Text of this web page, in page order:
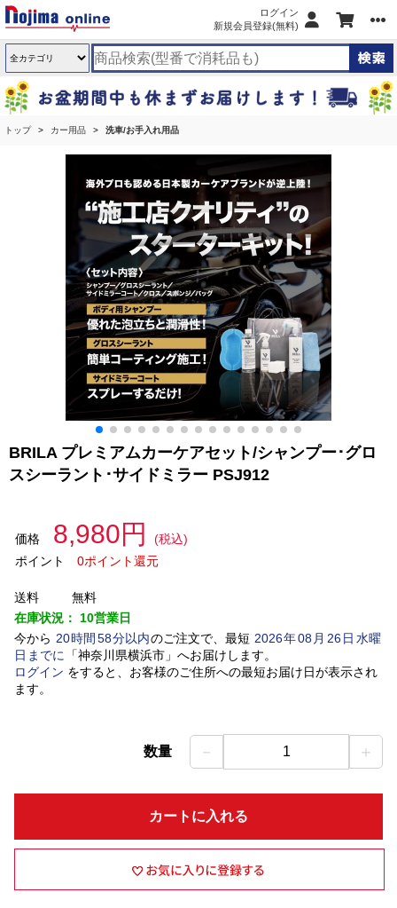
ログイン
新規会員登録(無料)
トップ カー用品 洗車/お手入れ用品
BRILA プレミアムカーケアセット/シャンプー･グロ
スシーラント･サイドミラー PSJ912
価格 8,980円
(税込)
ポイント
0ポイント還元
送料
無料
在庫状況： 10営業日
今から 20時間 58分以内のご注文で、最短 2026年08 月 26日水曜
日 までに 「神奈川県横浜市」 へお届けします。
ログイン をすると、お客様のご住所への最短お届け日が表示され
ます。
数量 － 1 ＋
カートに入れる